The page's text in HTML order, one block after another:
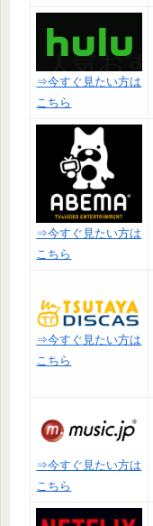
⇒今すぐ見たい方は
こちら
⇒今すぐ見たい方は
こちら
⇒今すぐ見たい方は
こちら
⇒今すぐ見たい方は
こちら